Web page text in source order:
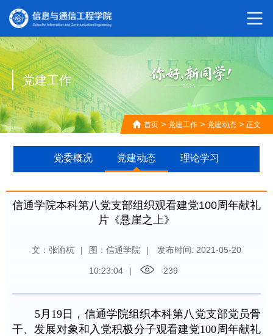
党建工作
首页 > 党建工作 > 党建动态 > 正文
党委概况 党建动态 理论学习
信通学院本科第八党支部组织观看建党100周年献礼
片《悬崖之上》
文：张渝杭 | 图：信通学院 | 发布时间: 2021-05-20
10:23:04 | 239
5月19日，信通学院组织本科第八党支部党员骨
干、发展对象和入党积极分子观看建党100周年献礼